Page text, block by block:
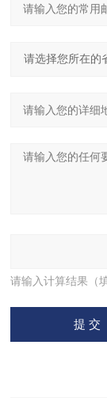
请输入计算结果（